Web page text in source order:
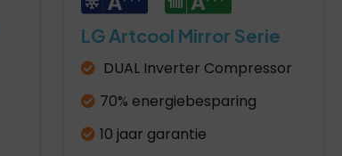
LG Artcool Mirror Serie
DUAL Inverter Compressor
70% energiebesparing
10 jaar garantie